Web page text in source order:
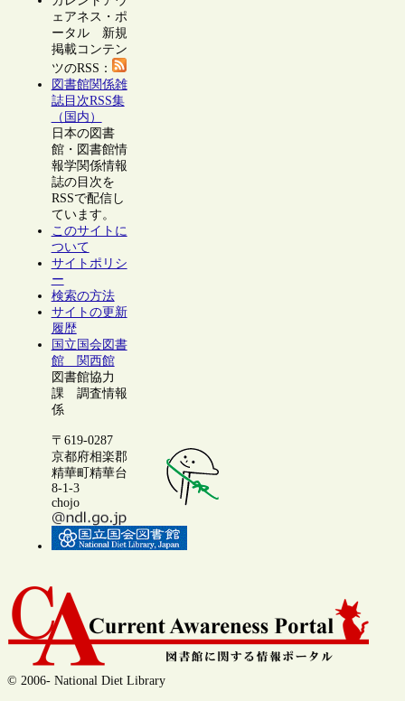
ェアネス・ポ
ータル 新規
掲載コンテン
ツのRSS：
図書館関係雑
誌目次RSS集
（国内）
日本の図書
館・図書館情
報学関係情報
誌の目次を
RSSで配信し
ています。
このサイトに
ついて
サイトポリシ
ー
検索の方法
サイトの更新
履歴
国立国会図書
館 関西館
図書館協力
課 調査情報
係
〒619-0287
京都府相楽郡
精華町精華台
8-1-3
chojo
© 2006- National Diet Library